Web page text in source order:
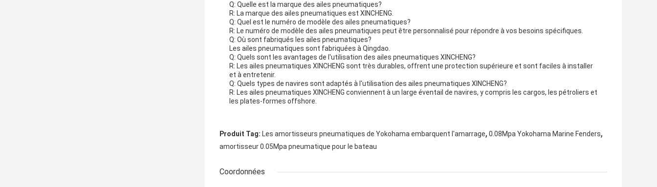
Q: Quelle est la marque des ailes pneumatiques?
R: La marque des ailes pneumatiques est XINCHENG.
Q: Quel est le numéro de modèle des ailes pneumatiques?
R: Le numéro de modèle des ailes pneumatiques peut être personnalisé pour répondre à vos besoins spécifiques.
Q: Où sont fabriqués les ailes pneumatiques?
Les ailes pneumatiques sont fabriquées à Qingdao.
Q: Quels sont les avantages de l'utilisation des ailes pneumatiques XINCHENG?
R: Les ailes pneumatiques XINCHENG sont très durables, offrent une protection supérieure et sont faciles à installer
et à entretenir.
Q: Quels types de navires sont adaptés à l'utilisation des ailes pneumatiques XINCHENG?
R: Les ailes pneumatiques XINCHENG conviennent à un large éventail de navires, y compris les cargos, les pétroliers et
les plates-formes offshore.
Produit Tag: Les amortisseurs pneumatiques de Yokohama embarquent l'amarrage, 0.08Mpa Yokohama Marine Fenders,
amortisseur 0.05Mpa pneumatique pour le bateau
Coordonnées